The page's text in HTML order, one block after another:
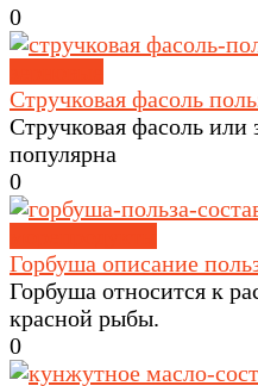
0
Стручковая фасоль
Стручковая фасоль или
популярна
0
Горбуша описание
Горбуша относится к
красной рыбы.
0